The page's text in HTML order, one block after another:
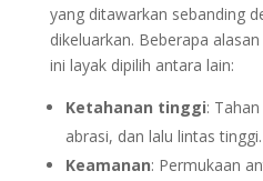
yang ditawarkan sebanding
dikeluarkan. Beberapa
ini layak dipilih antara lain:
Ketahanan tinggi:
abrasi, dan lalu lintas tinggi.
Keamanan: Permukaan